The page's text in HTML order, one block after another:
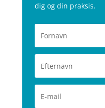
dig og din praksis.